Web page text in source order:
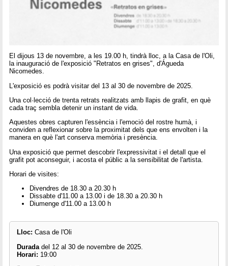
El dijous 13 de novembre, a les 19.00 h, tindrà lloc, a la Casa de l'Oli,
la inauguració de l'exposició "Retratos en grises", d'Águeda
Nicomedes.
L'exposició es podrà visitar del 13 al 30 de novembre de 2025.
Una col·lecció de trenta retrats realitzats amb llapis de grafit, en què
cada traç sembla detenir un instant de vida.
Aquestes obres capturen l'essència i l'emoció del rostre humà, i
conviden a reflexionar sobre la proximitat dels que ens envolten i la
manera en què l'art conserva memòria i presència.
Una exposició que permet descobrir l'expressivitat i el detall que el
grafit pot aconseguir, i acosta el públic a la sensibilitat de l'artista.
Horari de visites:
Divendres de 18.30 a 20.30 h
Dissabte d'11.00 a 13.00 i de 18.30 a 20.30 h
Diumenge d'11.00 a 13.00 h
Lloc: Casa de l'Oli
Durada del 12 al 30 de novembre de 2025.
Horari: 19:00